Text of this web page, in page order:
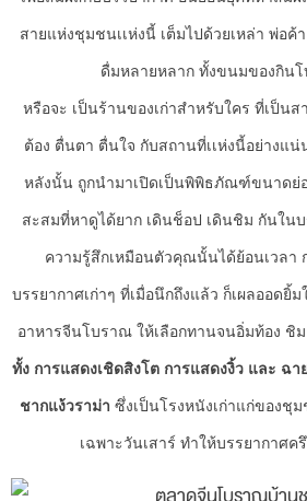
สายแห่งชุมชนเเห่งนี้ เต็มไปด้วยเหล่า พ่อค้
ดื่มหลายหลาก ทั้งขนมของกิน
หรือจะ เป็นร้านของเก่าสำหรับใคร ที่เป็นส
ต้อง ตื่นตา ตื่นใจ กับสถานที่เเห่งนี้อย่างแน่
หลังนั้น ถูกนำมาเปิดเป็นพิพิธภัณฑ์ขนาดย่
สะสมที่หาดูได้ยาก เดินช็อป เดินชิม กันใน
ความรู้สึกเหมือนตัวคุณนั้นได้ย้อนเวลา
บรรยากาศเก่าๆ ที่เมื่อนึกถึงแล้ว ก็เผลออดยิ้
อาหารจีนโบราณ ให้เลือกทานจนอิ่มท้อง ชิ
ทั้ง การแสดงเชิดสิงโต การแสดงงิ้ว และ ฉ
ชากแง้วราม่า ซึ่งเป็นโรงหนังเก่าแก่ของชุ
เฉพาะวันเสาร์ ทำให้บรรยากาศค